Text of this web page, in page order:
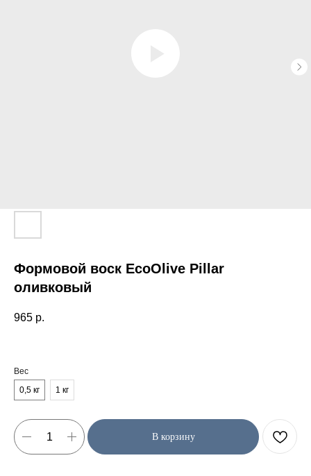
Формовой воск EcoOlive Pillar
оливковый
965 р.
Вес
0,5 кг
1 кг
В корзину